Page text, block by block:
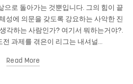
으로 돌아가는 것뿐입니다. 그의 힘이 끝
성에 의문을 갖도록 강요하는 사악한 진
각하는 사람인가? 여기서 뭐하는거야?.
전 과제를 겪은이 리그는 내셔널...
Read More